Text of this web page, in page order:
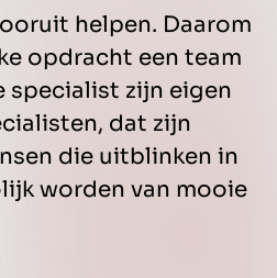
helpen. Daarom
opdracht een team
specialist zijn eigen
dat zijn
die uitblinken in
worden van mooie